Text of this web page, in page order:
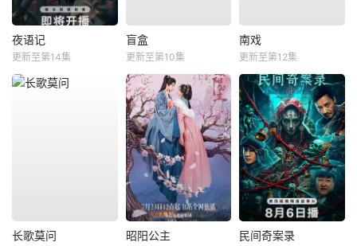
夜语记
更新至第14集
盲盒
更新至第10集
南戏
更新至第12集
长歌莫问 昭阳公主 民间奇案录